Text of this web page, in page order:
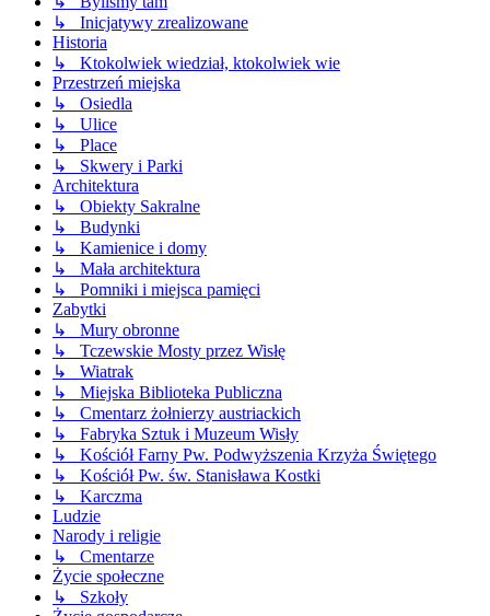
↳ Inicjatywy zrealizowane
Historia
↳ Ktokolwiek wiedział, ktokolwiek wie
Przestrzeń miejska
↳ Osiedla
↳ Ulice
↳ Place
↳ Skwery i Parki
Architektura
↳ Obiekty Sakralne
↳ Budynki
↳ Kamienice i domy
↳ Mała architektura
↳ Pomniki i miejsca pamięci
Zabytki
↳ Mury obronne
↳ Tczewskie Mosty przez Wisłę
↳ Wiatrak
↳ Miejska Biblioteka Publiczna
↳ Cmentarz żołnierzy austriackich
↳ Fabryka Sztuk i Muzeum Wisły
↳ Kościół Farny Pw. Podwyższenia Krzyża Świętego
↳ Kościół Pw. św. Stanisława Kostki
↳ Karczma
Ludzie
Narody i religie
↳ Cmentarze
Życie społeczne
↳ Szkoły